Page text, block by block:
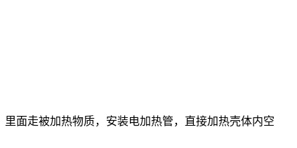
面走被加热物质，安装电加热管，直接加热壳体内空